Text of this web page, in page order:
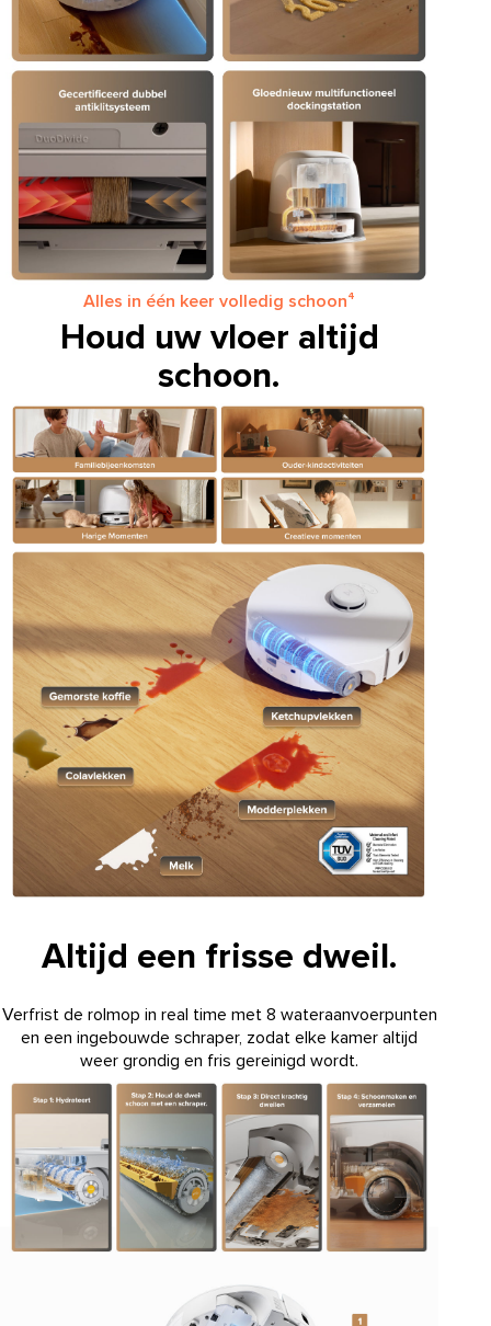
Alles in één keer volledig schoon⁴
Houd uw vloer altijd
schoon.
Altijd een frisse dweil.
Verfrist de rolmop in real time met 8 wateraanvoerpunten
en een ingebouwde schraper, zodat elke kamer altijd
weer grondig en fris gereinigd wordt.